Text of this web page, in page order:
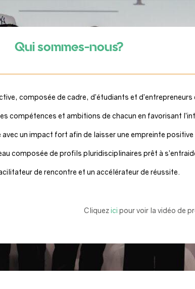
Qui sommes-nous?
composée de cadre, d’étudiants et
compétences et ambitions de chacun en favorisant
avec un impact fort afin de laisser une empreinte
composée de profils pluridisciplinaires prêt à
de rencontre et un accélérateur de réussite.
Cliquezici pour voir la vidéo de